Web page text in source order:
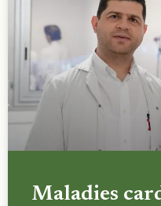
Maladies